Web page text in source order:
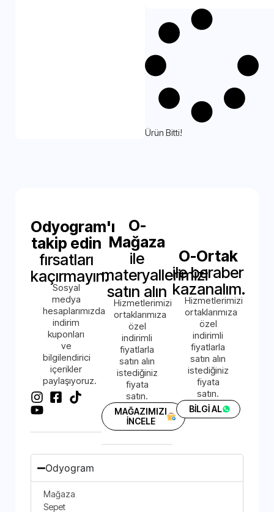
Ürün Bitti!
Odyogram'ı
takip edin
fırsatları
kaçırmayın.
Sosyal
medya
hesaplarımızda
indirim
kuponları
ve
bilgilendirici
içerikler
paylaşıyoruz.
O-
Mağaza
ile
materyallerimizi
satın alın
Hizmetlerimizi
ortaklarımıza
özel
indirimli
fiyatlarla
satın alın
istediğiniz
fiyata
satın.
MAĞAZIMIZI
İNCELE
O-Ortak
ile beraber
kazanalım.
Hizmetlerimizi
ortaklarımıza
özel
indirimli
fiyatlarla
satın alın
istediğiniz
fiyata
satın.
BİLGİ AL
Odyogram
Mağaza
Sepet